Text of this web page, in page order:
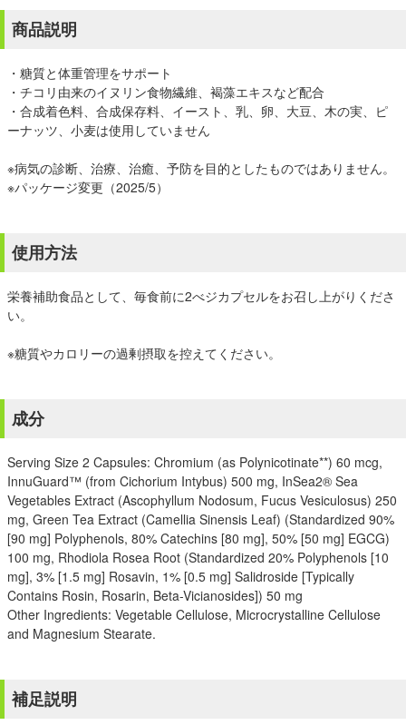
商品説明
・糖質と体重管理をサポート
・チコリ由来のイヌリン食物繊維、褐藻エキスなど配合
・合成着色料、合成保存料、イースト、乳、卵、大豆、木の実、ピ
ーナッツ、小麦は使用していません
※病気の診断、治療、治癒、予防を目的としたものではありません。
※パッケージ変更（2025/5）
使用方法
栄養補助食品として、毎食前に2べジカプセルをお召し上がりくださ
い。
※糖質やカロリーの過剰摂取を控えてください。
成分
Serving Size 2 Capsules: Chromium (as Polynicotinate**) 60 mcg,
InnuGuard™ (from Cichorium Intybus) 500 mg, InSea2® Sea
Vegetables Extract (Ascophyllum Nodosum, Fucus Vesiculosus) 250
mg, Green Tea Extract (Camellia Sinensis Leaf) (Standardized 90%
[90 mg] Polyphenols, 80% Catechins [80 mg], 50% [50 mg] EGCG)
100 mg, Rhodiola Rosea Root (Standardized 20% Polyphenols [10
mg], 3% [1.5 mg] Rosavin, 1% [0.5 mg] Salidroside [Typically
Contains Rosin, Rosarin, Beta-Vicianosides]) 50 mg
Other Ingredients: Vegetable Cellulose, Microcrystalline Cellulose
and Magnesium Stearate.
補足説明